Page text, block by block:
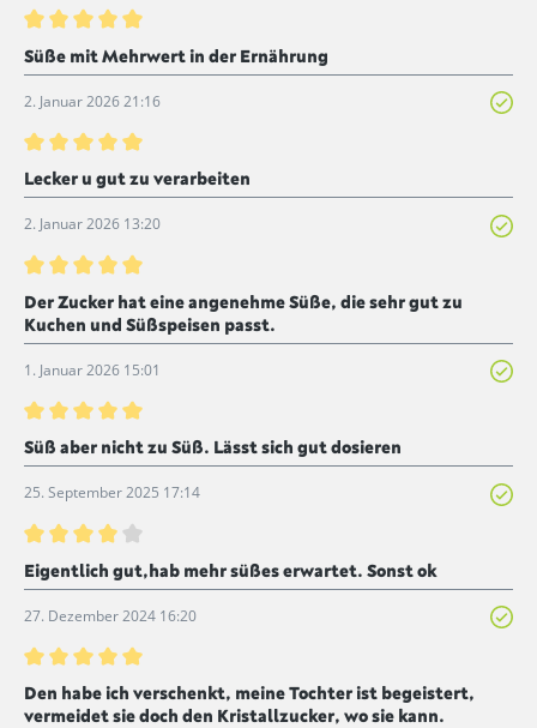
Bewertung mit 5 von 5 Sternen
Süße mit Mehrwert in der Ernährung
2. Januar 2026 21:16
Bewertung mit 5 von 5 Sternen
Lecker u gut zu verarbeiten
2. Januar 2026 13:20
Bewertung mit 5 von 5 Sternen
Der Zucker hat eine angenehme Süße, die sehr gut zu
Kuchen und Süßspeisen passt.
1. Januar 2026 15:01
Bewertung mit 5 von 5 Sternen
Süß aber nicht zu Süß. Lässt sich gut dosieren
25. September 2025 17:14
Bewertung mit 4 von 5 Sternen
Eigentlich gut,hab mehr süßes erwartet. Sonst ok
27. Dezember 2024 16:20
Bewertung mit 5 von 5 Sternen
Den habe ich verschenkt, meine Tochter ist begeistert,
vermeidet sie doch den Kristallzucker, wo sie kann.